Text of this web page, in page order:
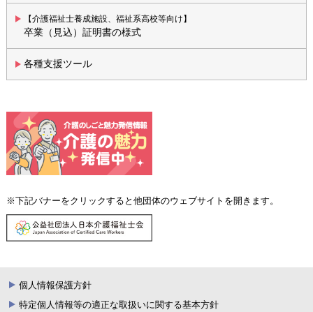
【介護福祉士養成施設、福祉系高校等向け】
卒業（見込）証明書の様式
各種支援ツール
※下記バナーをクリックすると他団体のウェブサイトを開きます。
個人情報保護方針
特定個人情報等の適正な取扱いに関する基本方針